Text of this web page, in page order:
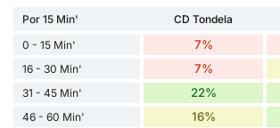
Por 15 Min' CD Tondela
0 - 15 Min'
7%
16 - 30 Min' 7%
31 - 45 Min' 22%
46 - 60 Min' 16%